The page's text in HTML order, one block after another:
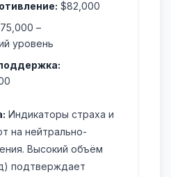
$82,000
–
уровень
Индикаторы страха и
на нейтрально-
Высокий объём
подтверждает